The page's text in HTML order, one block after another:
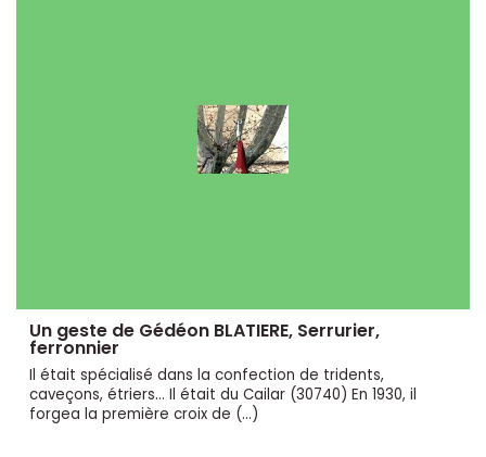
Un geste de Gédéon BLATIERE, Serrurier,
ferronnier
Il était spécialisé dans la confection de tridents,
caveçons, étriers... Il était du Cailar (30740) En 1930, il
forgea la première croix de (…)